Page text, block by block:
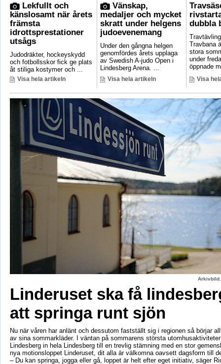
Lekfullt och
känslosamt när årets
främsta
idrottsprestationer
utsågs
Judodräkter, hockeyskydd
och fotbollsskor fick ge plats
åt stiliga kostymer och ...
Visa hela artikeln
Vänskap,
medaljer och mycket
skratt under helgens
judoevenemang
Under den gångna helgen
genomfördes årets upplaga
av Swedish A-judo Open i
Lindesberg Arena. ...
Visa hela artikeln
dubbla
Travbana
stora
under
öppnade
Visa
Linderuset ska få
att springa runt sjön
Nu när våren har anlänt och dessutom fastställt sig i regionen så börjar
av sina sommarkläder. I väntan på sommarens största
Lindesberg in hela Lindesberg till en trevlig stämning med en stor
nya motionsloppet Linderuset, dit alla är välkomna oavsett dagsform till
– Du kan springa, jogga eller gå, loppet är helt efter eget initiativ, säger